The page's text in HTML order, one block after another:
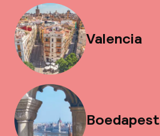
Valencia
Boedapest